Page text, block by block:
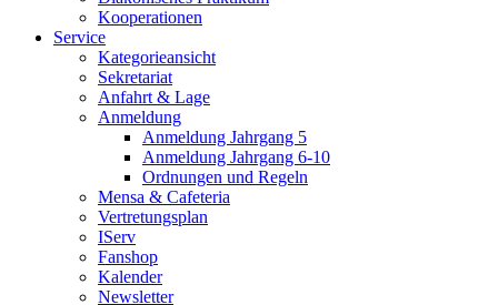
Kooperationen
Service
Kategorieansicht
Sekretariat
Anfahrt & Lage
Anmeldung
Anmeldung Jahrgang 5
Anmeldung Jahrgang 6-10
Ordnungen und Regeln
Mensa & Cafeteria
Vertretungsplan
IServ
Fanshop
Kalender
Newsletter